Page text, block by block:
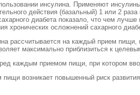
инсулина. Применяют
действия (базальный) 1 или 2
диабета показало, что чем
хронических осложнений сахарного
рассчитывается на каждый прием
максимально приблизиться к
каждым приемом пищи, при котором
возникает повышенный риск